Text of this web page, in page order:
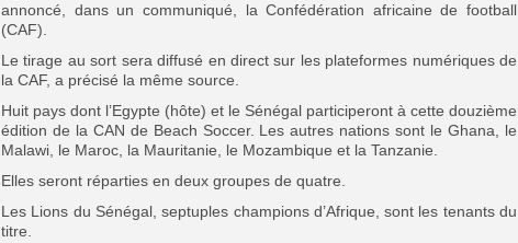
annoncé, dans un communiqué, la Confédération africaine de football
(CAF).
Le tirage au sort sera diffusé en direct sur les plateformes numériques de
la CAF, a précisé la même source.
Huit pays dont l’Egypte (hôte) et le Sénégal participeront à cette douzième
édition de la CAN de Beach Soccer. Les autres nations sont le Ghana, le
Malawi, le Maroc, la Mauritanie, le Mozambique et la Tanzanie.
Elles seront réparties en deux groupes de quatre.
Les Lions du Sénégal, septuples champions d’Afrique, sont les tenants du
titre.